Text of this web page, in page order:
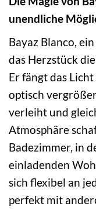
unendliche
Bayaz Blanco,
das Herzstück
Er fängt das
optisch
verleiht und
Atmosphäre
Badezimmer, in
einladenden
sich flexibel an
perfekt mit